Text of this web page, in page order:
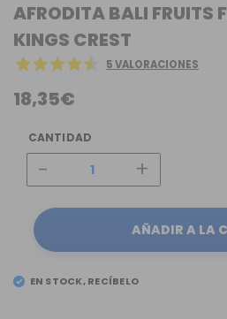
AFRODITA BALI FRUITS
KINGS CREST
5 VALORACIONES
18,35€
CANTIDAD
- +
AÑADIR A LA
EN STOCK, RECÍBELO